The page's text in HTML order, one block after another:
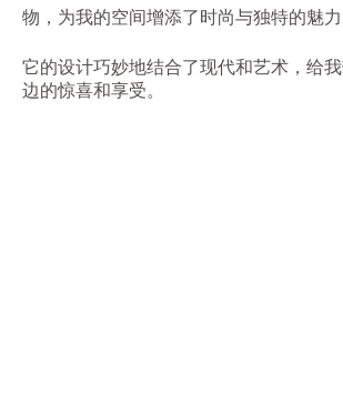
物，为我的空间增添了时尚与独特的魅力
它的设计巧妙地结合了现代和艺术，给
边的惊喜和享受。